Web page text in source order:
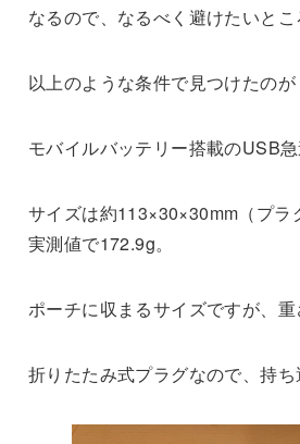
なるので、なるべく避けたいとこ
以上のような条件で見つけたのが
モバイルバッテリー搭載のUSB急
サイズは約113×30×30mm（プラ
実測値で172.9g。
ポーチに収まるサイズですが、重
折りたたみ式プラグなので、持ち